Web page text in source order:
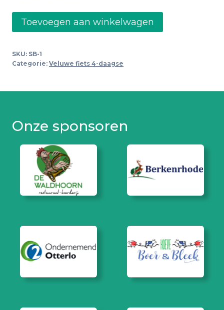
Inschrijven
voor
fiets
Toevoegen aan winkelwagen
SKU: SB-1
Categorie: Veluwe fiets 4-daagse
Onze sponsoren